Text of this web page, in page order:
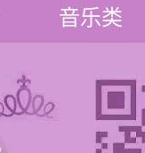
音乐类